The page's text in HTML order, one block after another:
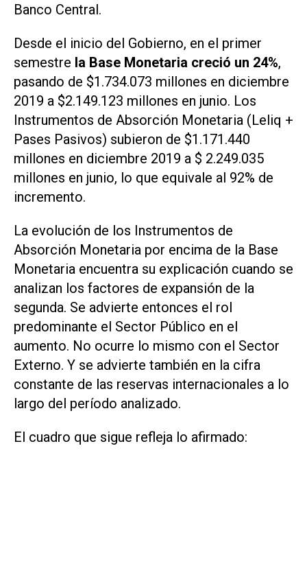
Banco Central.
Desde el inicio del Gobierno, en el primer
semestre la Base Monetaria creció un 24%,
pasando de $1.734.073 millones en diciembre
2019 a $2.149.123 millones en junio. Los
Instrumentos de Absorción Monetaria (Leliq +
Pases Pasivos) subieron de $1.171.440
millones en diciembre 2019 a $ 2.249.035
millones en junio, lo que equivale al 92% de
incremento.
La evolución de los Instrumentos de
Absorción Monetaria por encima de la Base
Monetaria encuentra su explicación cuando se
analizan los factores de expansión de la
segunda. Se advierte entonces el rol
predominante el Sector Público en el
aumento. No ocurre lo mismo con el Sector
Externo. Y se advierte también en la cifra
constante de las reservas internacionales a lo
largo del período analizado.
El cuadro que sigue refleja lo afirmado: